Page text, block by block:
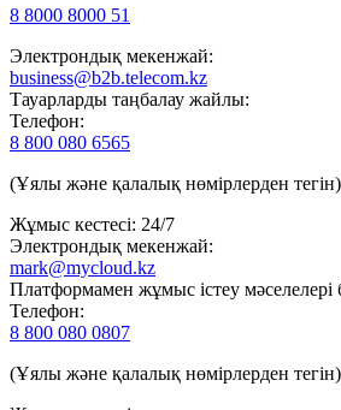
8 8000 8000 51
Электрондық мекенжай:
business@b2b.telecom.kz
Тауарларды таңбалау жайлы:
Телефон:
8 800 080 6565
(Ұялы және қалалық нөмірлерден тегін)
Жұмыс кестесі: 24/7
Электрондық мекенжай:
mark@mycloud.kz
Платформамен жұмыс істеу
Телефон:
8 800 080 0807
(Ұялы және қалалық нөмірлерден тегін)